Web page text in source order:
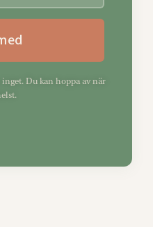
Du kan hoppa av när